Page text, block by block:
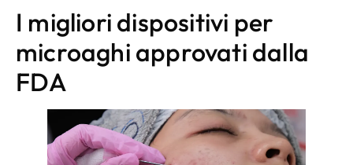
I migliori dispositivi per
microaghi approvati dalla
FDA